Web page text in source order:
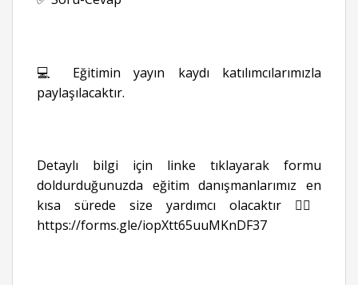
💻 Eğitimin yayın kaydı katılımcılarımızla
paylaşılacaktır.
Detaylı bilgi için linke tıklayarak formu
doldurduğunuzda eğitim danışmanlarımız en
kısa sürede size yardımcı olacaktır 👉🏻
https://forms.gle/iopXtt65uuMKnDF37